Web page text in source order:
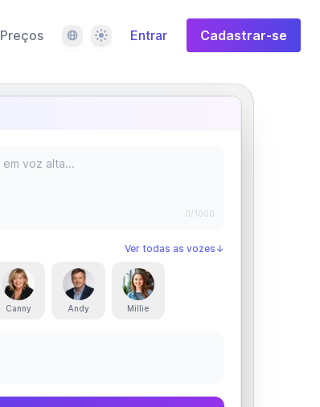
Preços IdiomaTema Entrar Cadastrar-se
0/1000
Ver todas as vozes ↓
Canny Andy Millie